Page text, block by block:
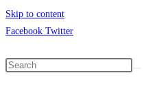
Skip to content
Facebook Twitter